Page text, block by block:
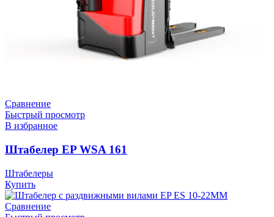
Сравнение
Быстрый просмотр
В избранное
Штабелер EP WSA 161
Штабелеры
Купить
Сравнение